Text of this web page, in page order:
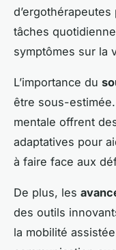
tâches
symptômes sur la
L’importance du
être sous-
mentale offrent
adaptatives pour
à faire face aux
De plus, les
des outils
la mobilité